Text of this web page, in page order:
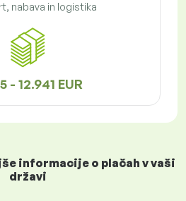
nabava in logistika
- 12.941 EUR
informacije o plačah v vaši
državi